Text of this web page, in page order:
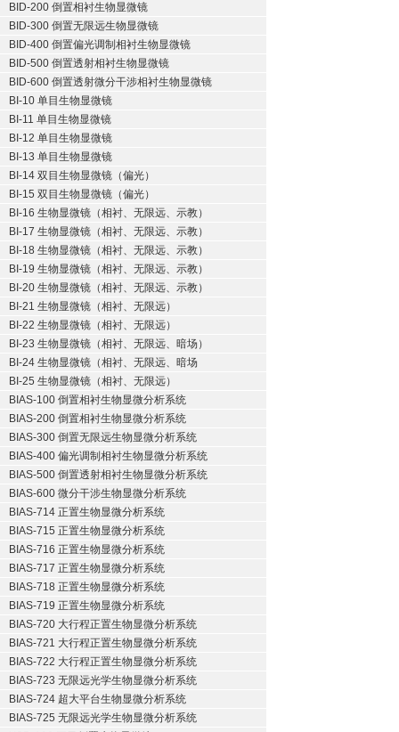
BID-200 倒置相衬生物显微镜
BID-300 倒置无限远生物显微镜
BID-400 倒置偏光调制相衬生物显微镜
BID-500 倒置透射相衬生物显微镜
BID-600 倒置透射微分干涉相衬生物显微镜
BI-10 单目生物显微镜
BI-11 单目生物显微镜
BI-12 单目生物显微镜
BI-13 单目生物显微镜
BI-14 双目生物显微镜（偏光）
BI-15 双目生物显微镜（偏光）
BI-16 生物显微镜（相衬、无限远、示教）
BI-17 生物显微镜（相衬、无限远、示教）
BI-18 生物显微镜（相衬、无限远、示教）
BI-19 生物显微镜（相衬、无限远、示教）
BI-20 生物显微镜（相衬、无限远、示教）
BI-21 生物显微镜（相衬、无限远）
BI-22 生物显微镜（相衬、无限远）
BI-23 生物显微镜（相衬、无限远、暗场）
BI-24 生物显微镜（相衬、无限远、暗场
BI-25 生物显微镜（相衬、无限远）
BIAS-100 倒置相衬生物显微分析系统
BIAS-200 倒置相衬生物显微分析系统
BIAS-300 倒置无限远生物显微分析系统
BIAS-400 偏光调制相衬生物显微分析系统
BIAS-500 倒置透射相衬生物显微分析系统
BIAS-600 微分干涉生物显微分析系统
BIAS-714 正置生物显微分析系统
BIAS-715 正置生物显微分析系统
BIAS-716 正置生物显微分析系统
BIAS-717 正置生物显微分析系统
BIAS-718 正置生物显微分析系统
BIAS-719 正置生物显微分析系统
BIAS-720 大行程正置生物显微分析系统
BIAS-721 大行程正置生物显微分析系统
BIAS-722 大行程正置生物显微分析系统
BIAS-723 无限远光学生物显微分析系统
BIAS-724 超大平台生物显微分析系统
BIAS-725 无限远光学生物显微分析系统